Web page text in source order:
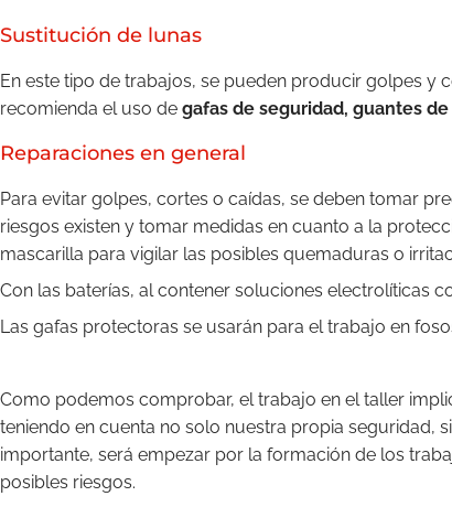
Sustitución de lunas
En este tipo de trabajos, se pueden producir golpes y
recomienda el uso de gafas de seguridad, guantes
Reparaciones en general
Para evitar golpes, cortes o caídas, se deben tomar
riesgos existen y tomar medidas en cuanto a la
mascarilla para vigilar las posibles quemaduras o
Con las baterías, al contener soluciones electrolíticas
Las gafas protectoras se usarán para el trabajo en
Como podemos comprobar, el trabajo en el taller
teniendo en cuenta no solo nuestra propia seguridad,
importante, será empezar por la formación de los
posibles riesgos.